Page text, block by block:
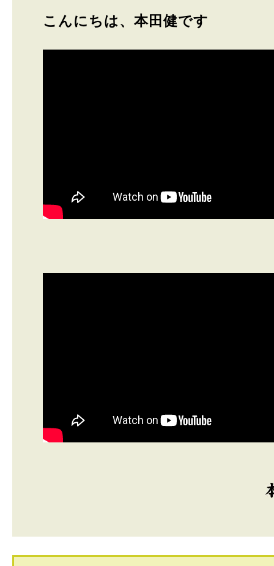
こんにちは、本田健です